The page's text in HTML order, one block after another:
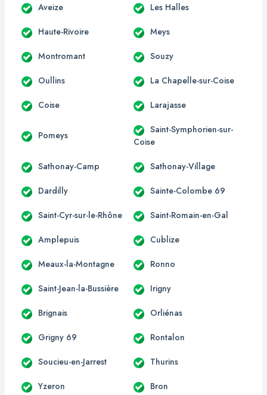
Aveize Les Halles
Haute-Rivoire Meys
Montromant Souzy
Oullins La Chapelle-sur-Coise
Coise Larajasse
Pomeys
Saint-Symphorien-sur-
Coise
Sathonay-Camp Sathonay-Village
Dardilly Sainte-Colombe 69
Saint-Cyr-sur-le-Rhône Saint-Romain-en-Gal
Amplepuis Cublize
Meaux-la-Montagne Ronno
Saint-Jean-la-Bussière Irigny
Brignais Orliénas
Grigny 69 Rontalon
Soucieu-en-Jarrest Thurins
Yzeron Bron